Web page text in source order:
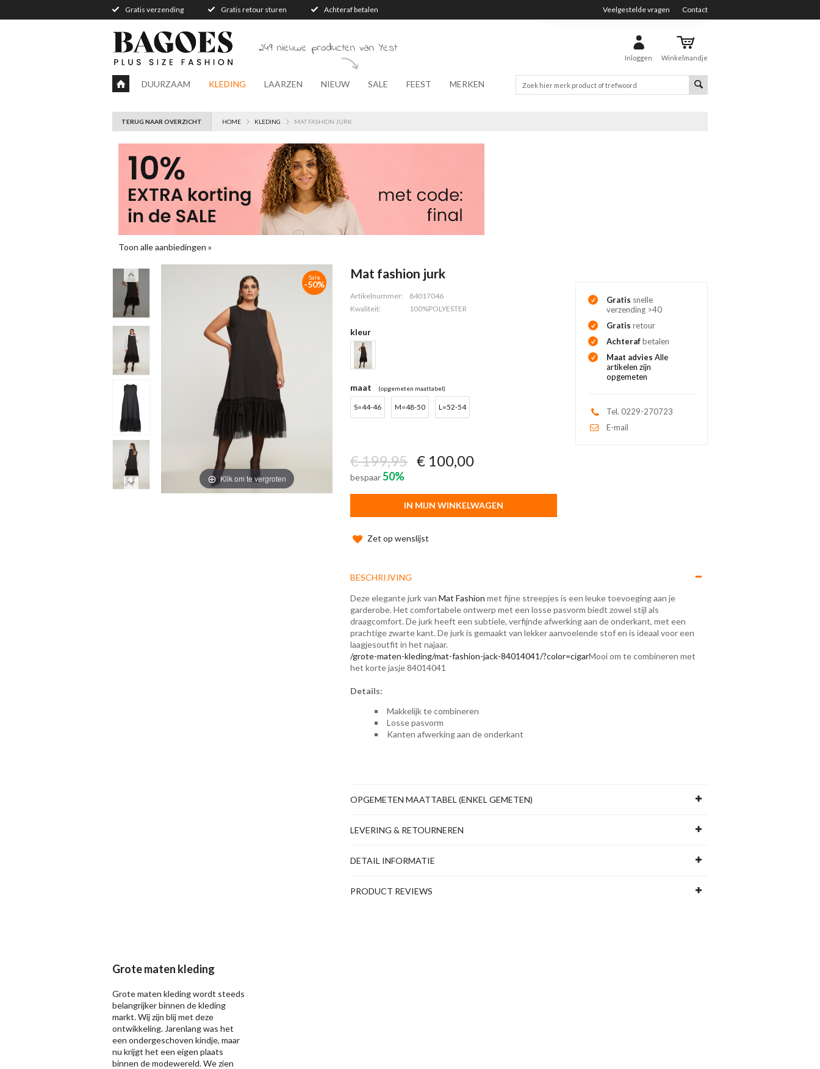
Gratis verzending Gratis retour sturen Achteraf betalen Veelgestelde vragen Contact
Inloggen Winkelmandje
249 nieuwe producten van Yest
DUURZAAM KLEDING LAARZEN NIEUW SALE FEEST MERKEN
TERUG NAAR OVERZICHT HOME KLEDING MAT FASHION JURK
Toon alle aanbiedingen »
Klik om te vergroten
Sale
-50%
Mat fashion jurk
Artikelnummer:
84017046
Kwaliteit:
100%POLYESTER
kleur
maat (opgemeten maattabel)
S=44-46 M=48-50 L=52-54
€ 199,95 € 100,00
bespaar50%
IN MIJN WINKELWAGEN
Zet op wenslijst
Gratis snelle
verzending >40
Gratis retour
Achterafbetalen
Maat adviesAlle
artikelen zijn
opgemeten
Tel. 0229-270723
E-mail
BESCHRIJVING
Deze elegante jurk vanMat Fashion met fijne streepjes is een leuke toevoeging aan je
garderobe. Het comfortabele ontwerp met een losse pasvorm biedt zowel stijl als
draagcomfort. De jurk heeft een subtiele, verfijnde afwerking aan de onderkant, met een
prachtige zwarte kant. De jurk is gemaakt van lekker aanvoelende stof en is ideaal voor een
laagjesoutfit in het najaar.
/grote-maten-kleding/mat-fashion-jack-84014041/?color=cigarMooi om te combineren met
het korte jasje 84014041
Details:
Makkelijk te combineren
Losse pasvorm
Kanten afwerking aan de onderkant
OPGEMETEN MAATTABEL (ENKEL GEMETEN)
LEVERING & RETOURNEREN
DETAIL INFORMATIE
PRODUCT REVIEWS
Grote maten kleding
Grote maten kleding wordt steeds
belangrijker binnen de kleding
markt. Wij zijn blij met deze
ontwikkeling. Jarenlang was het
een ondergeschoven kindje, maar
nu krijgt het een eigen plaats
binnen de modewereld. We zien